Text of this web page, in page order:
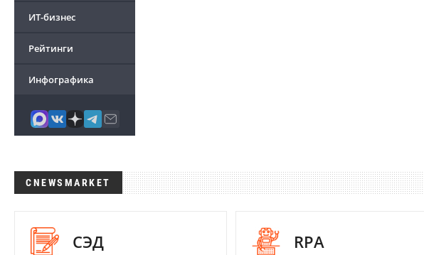
ИТ-бизнес
Рейтинги
Инфографика
CNEWSMARKET
СЭД RPA